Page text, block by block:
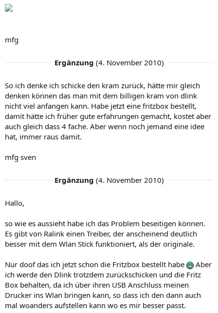
mfg
Ergänzung (4. November 2010)
So ich denke ich schicke den kram zurück, hätte mir gleich
denken können das man mit dem billigen kram von dlink
nicht viel anfangen kann. Habe jetzt eine fritzbox bestellt,
damit hätte ich früher gute erfahrungen gemacht, kostet aber
auch gleich dass 4 fache. Aber wenn noch jemand eine idee
hat, immer raus damit.
mfg sven
Ergänzung (4. November 2010)
Hallo,
so wie es aussieht habe ich das Problem beseitigen können.
Es gibt von Ralink einen Treiber, der anscheinend deutlich
besser mit dem Wlan Stick funktioniert, als der originale.
Nur doof das ich jetzt schon die Fritzbox bestellt habe
Aber
ich werde den Dlink trotzdem zurückschicken und die Fritz
Box behalten, da ich über ihren USB Anschluss meinen
Drucker ins Wlan bringen kann, so dass ich den dann auch
mal woanders aufstellen kann wo es mir besser passt.